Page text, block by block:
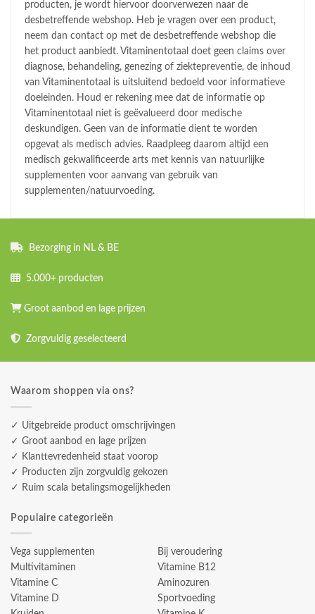
producten, je wordt hiervoor doorverwezen naar de
desbetreffende webshop. Heb je vragen over een product,
neem dan contact op met de desbetreffende webshop die
het product aanbiedt. Vitaminentotaal doet geen claims over
diagnose, behandeling, genezing of ziektepreventie, de inhoud
van Vitaminentotaal is uitsluitend bedoeld voor informatieve
doeleinden. Houd er rekening mee dat de informatie op
Vitaminentotaal niet is geëvalueerd door medische
deskundigen. Geen van de informatie dient te worden
opgevat als medisch advies. Raadpleeg daarom altijd een
medisch gekwalificeerde arts met kennis van natuurlijke
supplementen voor aanvang van gebruik van
supplementen/natuurvoeding.
Bezorging in NL & BE
5.000+ producten
Groot aanbod en lage prijzen
Zorgvuldig geselecteerd
Waarom shoppen via ons?
✓ Uitgebreide product omschrijvingen
✓ Groot aanbod en lage prijzen
✓ Klanttevredenheid staat voorop
✓ Producten zijn zorgvuldig gekozen
✓ Ruim scala betalingsmogelijkheden
Populaire categorieën
Vega supplementen
Multivitaminen
Vitamine C
Vitamine D
Bij veroudering
Vitamine B12
Aminozuren
Sportvoeding